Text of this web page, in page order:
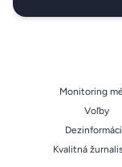
Monitoring
Voľby
Kvalitná